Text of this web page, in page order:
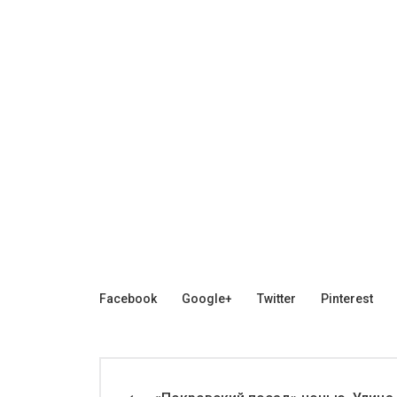
Facebook Google+ Twitter Pinterest